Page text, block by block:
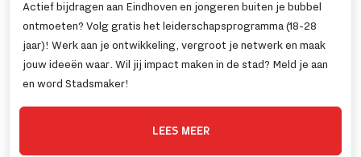
Actief bijdragen aan Eindhoven en jongeren buiten je bubbel
ontmoeten? Volg gratis het leiderschapsprogramma (18-28
jaar)! Werk aan je ontwikkeling, vergroot je netwerk en maak
jouw ideeën waar. Wil jij impact maken in de stad? Meld je aan
en word Stadsmaker!
LEES MEER